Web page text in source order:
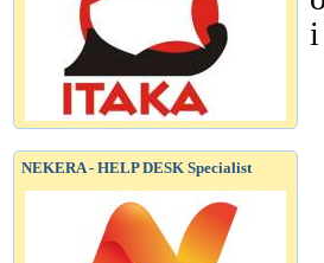
NEKERA - HELP DESK Specialist
i